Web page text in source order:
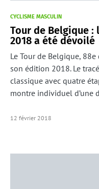
CYCLISME MASCULIN
Tour de Belgique
2018 a été dévoilé
Le Tour de Belgique,
son édition 2018. Le
classique avec quatre
montre individuel d’une
12 février 2018